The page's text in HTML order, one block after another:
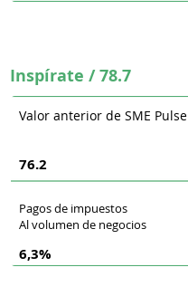
Inspírate / 78.7
76.2
Pagos de impuestos
Al volumen de negocios
Valor anterior de SME Pulse
6,3%